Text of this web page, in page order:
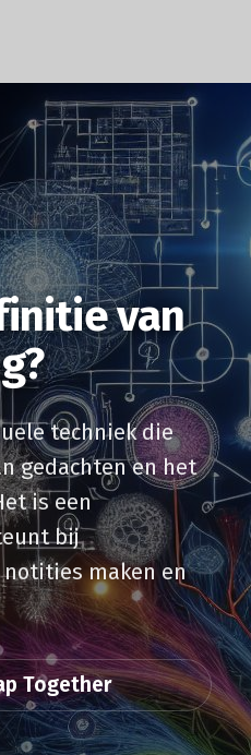
van
techniek die
gedachten en het
is een
bij
maken en
Together